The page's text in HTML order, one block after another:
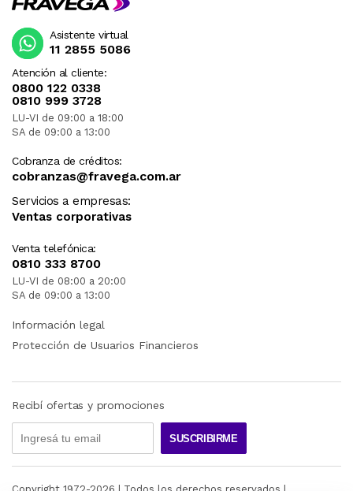
Atención al cliente:
0800 122 0338
0810 999 3728
LU-VI de 09:00 a 18:00
SA de 09:00 a 13:00
Cobranza de créditos:
cobranzas@fravega.com.ar
Servicios a empresas:
Ventas corporativas
Venta telefónica:
0810 333 8700
LU-VI de 08:00 a 20:00
SA de 09:00 a 13:00
Asistente virtual
11 2855 5086
Información legal
Protección de Usuarios Financieros
Recibí ofertas y promociones
SUSCRIBIRME